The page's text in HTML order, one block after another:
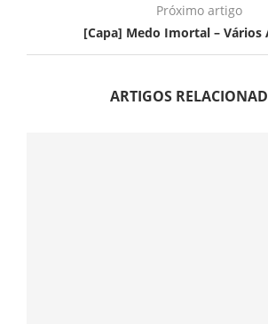
Próximo artigo
[Capa] Medo Imortal – Vários
ARTIGOS